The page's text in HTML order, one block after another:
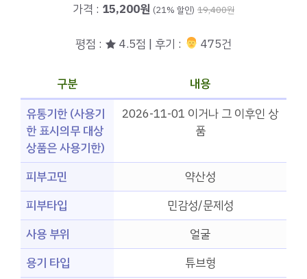
가격 : 15,200원 (21% 할인) 19,400원
평점 : ★ 4.5점 | 후기 : ‍‍ 475건
구분
내용
유통기한 (사용기
한 표시의무 대상
상품은 사용기한)
2026-11-01 이거나 그 이후인 상
품
피부고민
약산성
피부타입
민감성/문제성
사용 부위
얼굴
용기 타입
튜브형